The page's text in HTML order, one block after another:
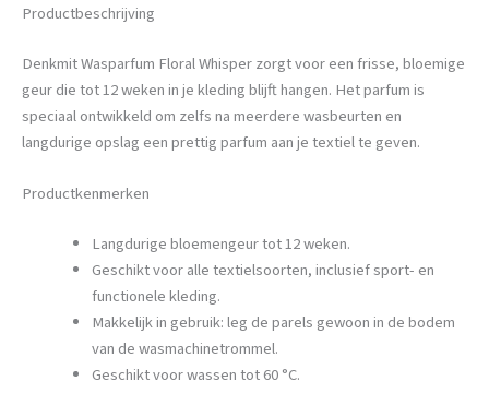
Productbeschrijving
Denkmit Wasparfum Floral Whisper zorgt voor een frisse, bloemige
geur die tot 12 weken in je kleding blijft hangen. Het parfum is
speciaal ontwikkeld om zelfs na meerdere wasbeurten en
langdurige opslag een prettig parfum aan je textiel te geven.
Productkenmerken
Langdurige bloemengeur tot 12 weken.
Geschikt voor alle textielsoorten, inclusief sport- en
functionele kleding.
Makkelijk in gebruik: leg de parels gewoon in de bodem
van de wasmachinetrommel.
Geschikt voor wassen tot 60 °C.